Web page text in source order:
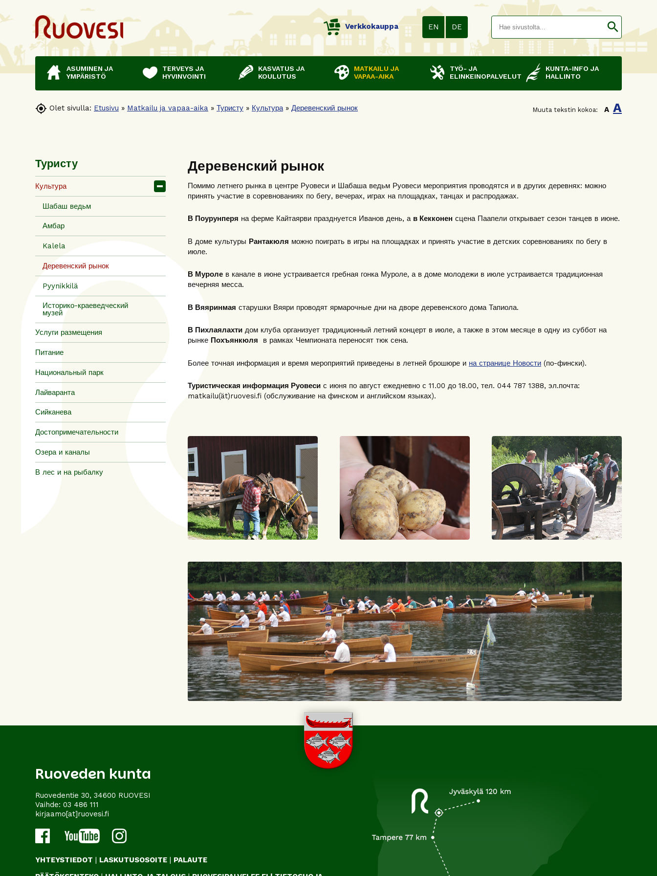
Verkkokauppa EN DE search
ASUMINEN JA
YMPÄRISTÖ
TERVEYS JA
HYVINVOINTI
KASVATUS JA
KOULUTUS
MATKAILU JA
VAPAA-AIKA
TYÖ- JA
ELINKEINOPALVELUT
KUNTA-INFO JA
HALLINTO
 Olet sivulla: Etusivu » Matkailu ja vapaa-aika » Туристу » Культура» Деревенский рынок Muuta tekstin kokoa: A A
Туристу
Культура
Шабаш ведьм
Амбар
Kalela
Деревенский рынок
Pyynikkilä
Историко-краеведческий
музей
Услуги размещения
Питание
Национальный парк
Лайваранта
Сийканева
Достопримечательности
Озера и каналы
В лес и на рыбалку
Деревенский рынок
Помимо летнего рынка в центре Руовеси и Шабаша ведьм Руовеси мероприятия проводятся и в других деревнях: можно
принять участие в соревнованиях по бегу, вечерах, играх на площадках, танцах и распродажах.
В Поурунперя на ферме Кайтаярви празднуется Иванов день, а в Кекконен сцена Паапели открывает сезон танцев в июне.
В доме культуры Рантакюля можно поиграть в игры на площадках и принять участие в детских соревнованиях по бегу в
июле.
В Муроле в канале в июне устраивается гребная гонка Муроле, а в доме молодежи в июле устраивается традиционная
вечерняя месса.
В Вяяринмая старушки Вяяри проводят ярмарочные дни на дворе деревенского дома Тапиола.
В Пихлаялахти дом клуба организует традиционный летний концерт в июле, а также в этом месяце в одну из суббот на
рынке Похъянкюля в рамках Чемпионата переносят тюк сена.
Более точная информация и время мероприятий приведены в летней брошюре и на странице Новости (по-фински).
Туристическая информация Руовеси с июня по август ежедневно с 11.00 до 18.00, тел. 044 787 1388, эл.почта:
matkailu(ät)ruovesi.fi (обслуживание на финском и английском языках).
Ruoveden kunta
Ruovedentie 30, 34600 RUOVESI
Vaihde: 03 486 111
kirjaamo[at]ruovesi.fi
YHTEYSTIEDOT | LASKUTUSOSOITE | PALAUTE